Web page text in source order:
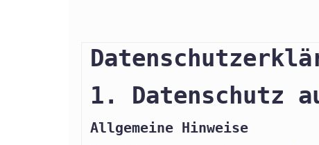
1. Datenschutz
Allgemeine Hinweise